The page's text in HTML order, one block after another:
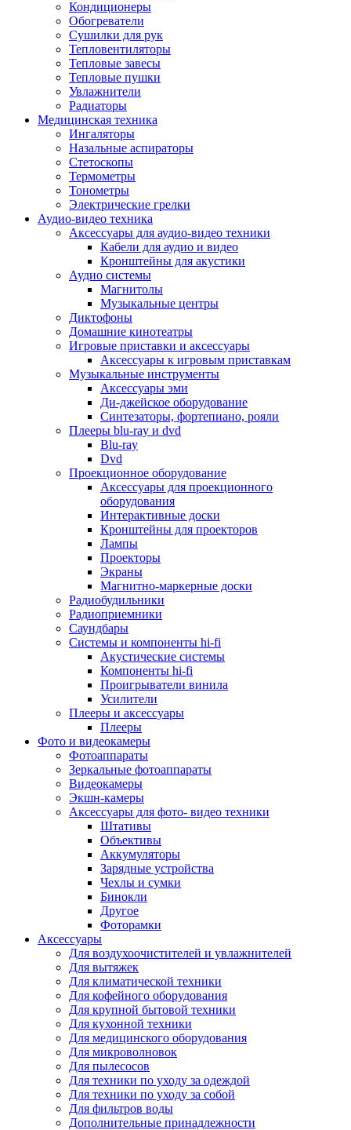
Плееры и аксессуары
Плееры
Фото и видеокамеры
Фотоаппараты
Зеркальные фотоаппараты
Экшн-камеры
Аксессуары для фото- видео техники
Штативы
Чехлы и сумки
Другое
Фоторамки
Аксессуары
Для воздухоочистителей и
Для вытяжек
Для климатической техники
Для кофейного оборудования
Для крупной бытовой техники
Для кухонной техники
Для медицинского оборудования
Для микроволновок
Для пылесосов
Для техники по уходу за одеждой
Для техники по уходу за собой
Для фильтров воды
Дополнительные принадлежности
Телевизоры и аксессуары
Телевизоры
Аксессуары для телевизоров
Комплекты спутникового тв
Кронштейны и подставки для тв
Приставки smart box
Прочие аксессуары для тв
Пульты ду
Тв антенны
Цифровые тв ресиверы
Профессиональные панели
Смартфоны и планшеты
Смартфоны
Планшетные устройства
Смарт-часы
Сотовые телефоны
Планшеты для рисования
Электронные книги
Аксессуары для смартфонов и планшетов
Внешние аккумуляторы
Гарнитуры для телефонов
Держатели и подставки
Док станции
Зарядные устройства
Защитные стекла для смартфонов
Кабели и шлейфы
Моноподы
Пленки для планшетов
Прочие аксессуары для телефонов
Стилусы
Трекеры
Чехлы для планшетов
Чехлы для смартфонов
Аксессуары для смарт-часов
Аксессуары к планшетам для рисования
Офис
Принтеры лазерные
Принтеры струйные
Принтеры матричные
Мфу лазерные
Мфу струйные
Мфу светодиодные
Портативные принтеры
Принтеры для печати наклеек
Копировальные аппараты
Сканеры
Плоттеры
Ламинаторы
Кондиционеры
Обогреватели
Сушилки для рук
Тепловентиляторы
Тепловые завесы
Тепловые пушки
Увлажнители
Радиаторы
Медицинская техника
Ингаляторы
Назальные аспираторы
Стетоскопы
Термометры
Тонометры
Электрические грелки
Аудио-видео техника
Аксессуары для аудио-видео техники
Кабели для аудио и видео
Кронштейны для акустики
Аудио системы
Магнитолы
Музыкальные центры
Диктофоны
Домашние кинотеатры
Игровые приставки и аксессуары
Аксессуары к игровым приставкам
Музыкальные инструменты
Аксессуары эми
Ди-джейское оборудование
Синтезаторы, фортепиано, рояли
Плееры blu-ray и dvd
Blu-ray
Dvd
Проекционное оборудование
Аксессуары для проекционного
оборудования
Интерактивные доски
Кронштейны для проекторов
Лампы
Проекторы
Экраны
Магнитно-маркерные доски
Радиобудильники
Радиоприемники
Саундбары
Системы и компоненты hi-fi
Акустические системы
Компоненты hi-fi
Проигрыватели винила
Усилители
Плееры и аксессуары
Плееры
Фото и видеокамеры
Фотоаппараты
Зеркальные фотоаппараты
Видеокамеры
Экшн-камеры
Аксессуары для фото- видео техники
Штативы
Объективы
Аккумуляторы
Зарядные устройства
Чехлы и сумки
Бинокли
Другое
Фоторамки
Аксессуары
Для воздухоочистителей и увлажнителей
Для вытяжек
Для климатической техники
Для кофейного оборудования
Для крупной бытовой техники
Для кухонной техники
Для медицинского оборудования
Для микроволновок
Для пылесосов
Для техники по уходу за одеждой
Для техники по уходу за собой
Для фильтров воды
Дополнительные принадлежности